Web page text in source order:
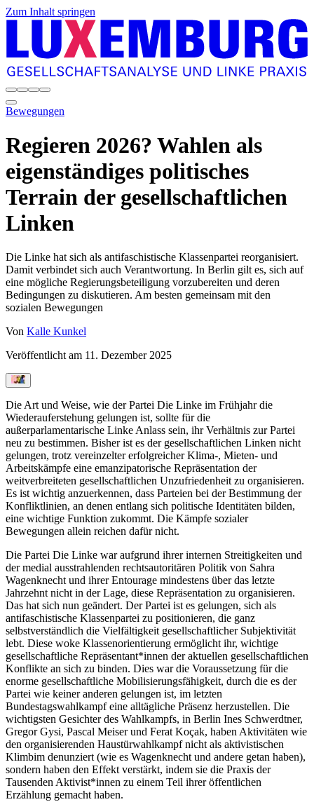
Zum Inhalt springen
Bewegungen
Regieren 2026? Wahlen als
eigenständiges politisches
Terrain der gesellschaftlichen
Linken
Die Linke hat sich als antifaschistische Klassenpartei reorganisiert.
Damit verbindet sich auch Verantwortung. In Berlin gilt es, sich auf
eine mögliche Regierungsbeteiligung vorzubereiten und deren
Bedingungen zu diskutieren. Am besten gemeinsam mit den
sozialen Bewegungen
Von Kalle Kunkel
Veröffentlicht am 11. Dezember 2025
Die Art und Weise, wie der Partei Die Linke im Frühjahr die
Wiederauferstehung gelungen ist, sollte für die
außerparlamentarische Linke Anlass sein, ihr Verhältnis zur Partei
neu zu bestimmen. Bisher ist es der gesellschaftlichen Linken nicht
gelungen, trotz vereinzelter erfolgreicher Klima-, Mieten- und
Arbeitskämpfe eine emanzipatorische Repräsentation der
weitverbreiteten gesellschaftlichen Unzufriedenheit zu organisieren.
Es ist wichtig anzuerkennen, dass Parteien bei der Bestimmung der
Konfliktlinien, an denen entlang sich politische Identitäten bilden,
eine wichtige Funktion zukommt. Die Kämpfe sozialer
Bewegungen allein reichen dafür nicht.
Die Partei Die Linke war aufgrund ihrer internen Streitigkeiten und
der medial ausstrahlenden rechtsautoritären Politik von Sahra
Wagenknecht und ihrer Entourage mindestens über das letzte
Jahrzehnt nicht in der Lage, diese Repräsentation zu organisieren.
Das hat sich nun geändert. Der Partei ist es gelungen, sich als
antifaschistische Klassenpartei zu positionieren, die ganz
selbstverständlich die Vielfältigkeit gesellschaftlicher Subjektivität
lebt. Diese woke Klassenorientierung ermöglicht ihr, wichtige
gesellschaftliche Repräsentant*innen der aktuellen gesellschaftlichen
Konflikte an sich zu binden. Dies war die Voraussetzung für die
enorme gesellschaftliche Mobilisierungsfähigkeit, durch die es der
Partei wie keiner anderen gelungen ist, im letzten
Bundestagswahlkampf eine alltägliche Präsenz herzustellen. Die
wichtigsten Gesichter des Wahlkampfs, in Berlin Ines Schwerdtner,
Gregor Gysi, Pascal Meiser und Ferat Koçak, haben Aktivitäten wie
den organisierenden Haustürwahlkampf nicht als aktivistischen
Klimbim denunziert (wie es Wagenknecht und andere getan haben),
sondern haben den Effekt verstärkt, indem sie die Praxis der
Tausenden Aktivist*innen zu einem Teil ihrer öffentlichen
Erzählung gemacht haben.